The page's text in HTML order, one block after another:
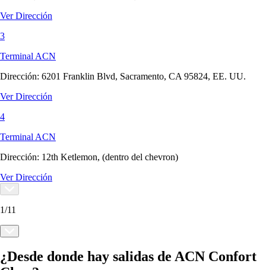
Ver Dirección
3
Terminal ACN
Dirección: 6201 Franklin Blvd, Sacramento, CA 95824, EE. UU.
Ver Dirección
4
Terminal ACN
Dirección: 12th Ketlemon, (dentro del chevron)
Ver Dirección
1/11
¿Desde donde hay salidas de ACN Confort